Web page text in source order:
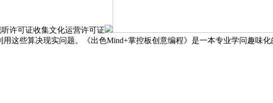
许可证收集文化运营许可证
这些算决现实问题。《出色Mind+掌控板创意编程》是一本专业学问趣味化